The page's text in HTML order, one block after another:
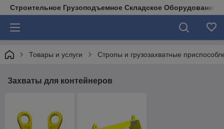
Строительное Грузоподъемное Складское Оборудование
Товары и услуги Стропы и грузозахватные
Захваты для контейнеров